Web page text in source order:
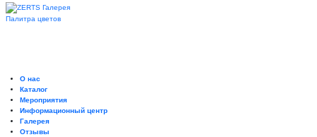
Палитра цветов
О нас
Каталог
Мероприятия
Информационный центр
Галерея
Отзывы